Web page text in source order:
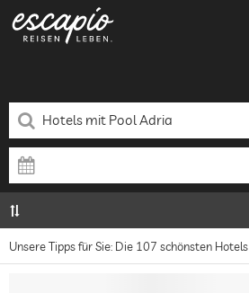
Unsere Tipps für Sie: Die 107 schönsten